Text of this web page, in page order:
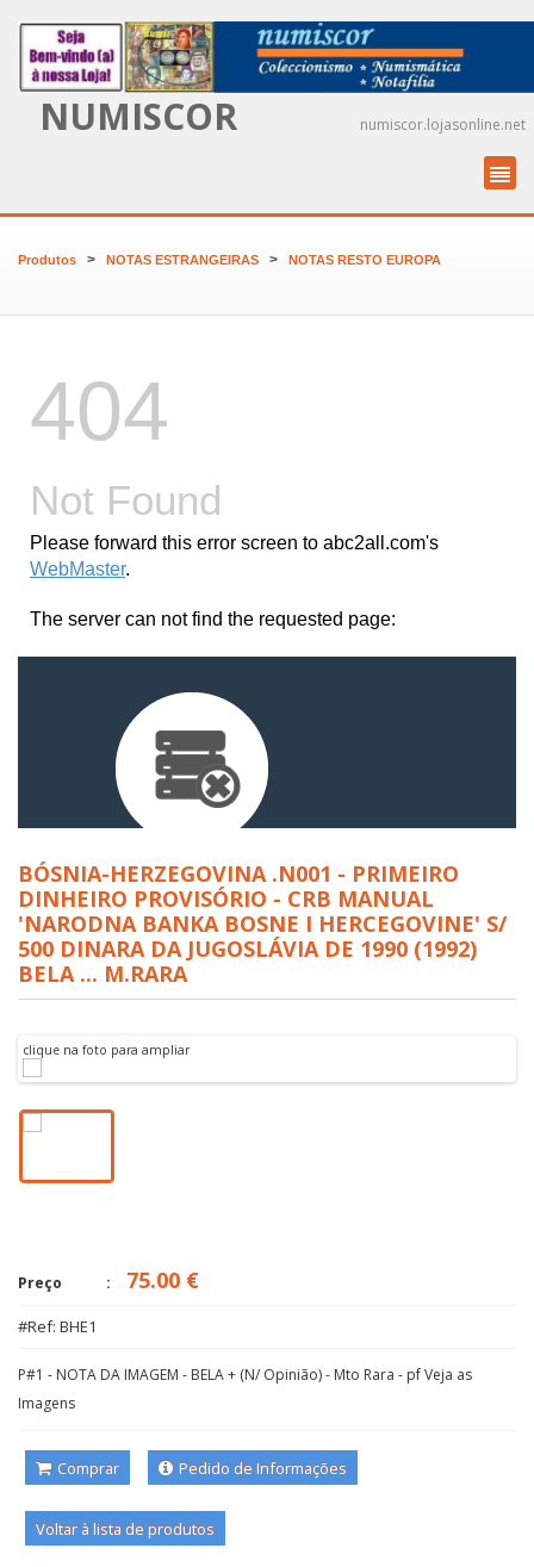
NUMISCOR numiscor.lojasonline.net
Produtos > NOTAS ESTRANGEIRAS > NOTAS RESTO EUROPA
BÓSNIA-HERZEGOVINA .N001 - PRIMEIRO
DINHEIRO PROVISÓRIO - CRB MANUAL
'NARODNA BANKA BOSNE I HERCEGOVINE' S/
500 DINARA DA JUGOSLÁVIA DE 1990 (1992)
BELA ... M.RARA
clique na foto para ampliar
Preço 75.00 €
#Ref: BHE1
P#1 - NOTA DA IMAGEM - BELA + (N/ Opinião) - Mto Rara - pf Veja as
Imagens
Comprar Pedido de Informações
Voltar à lista de produtos